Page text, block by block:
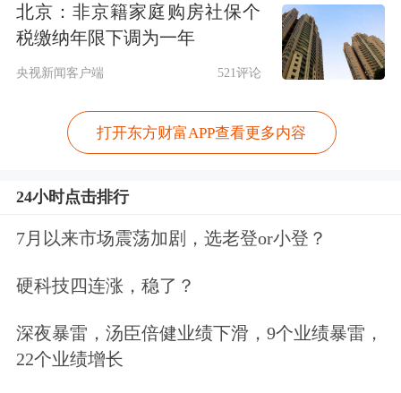
SpaceX上市首日收涨超19%，总市值报
2.1万亿美元，成交额800亿美元。美股
太空概念股大跌，维珍银河一度跌超
31%，回声星通信、Rocket Lab跌逾
10%。
北京：非京籍家庭购房社保个
税缴纳年限下调为一年
央视新闻客户端 521评论
打开东方财富APP查看更多内容
24小时点击排行
7月以来市场震荡加剧，选老登or小登？
硬科技四连涨，稳了？
深夜暴雷，汤臣倍健业绩下滑，9个业绩暴雷，
22个业绩增长